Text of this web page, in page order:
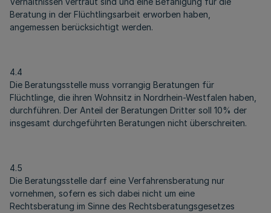
Beratung in der Flüchtlingsarbeit erworben haben,
angemessen berücksichtigt werden.
4.4
Die Beratungsstelle muss vorrangig Beratungen für
Flüchtlinge, die ihren Wohnsitz in Nordrhein-Westfalen haben,
durchführen. Der Anteil der Beratungen Dritter soll 10% der
insgesamt durchgeführten Beratungen nicht überschreiten.
4.5
Die Beratungsstelle darf eine Verfahrensberatung nur
vornehmen, sofern es sich dabei nicht um eine
Rechtsberatung im Sinne des Rechtsberatungsgesetzes